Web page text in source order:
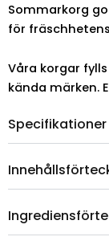
Sommarkorg
för
Våra korgar
kända märken.
Specifikationer